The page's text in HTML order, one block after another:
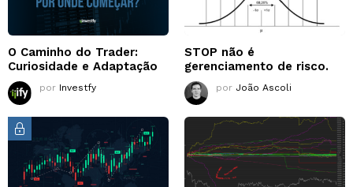
O Caminho do Trader:
Curiosidade e Adaptação
por Investfy
STOP não é
gerenciamento de risco.
por João Ascoli